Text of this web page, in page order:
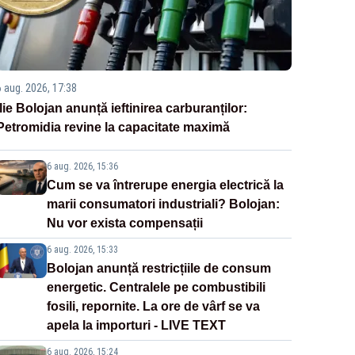
aug. 2026, 17:38
Bolojan anunță ieftinirea carburanților:
revine la capacitate maximă
6 aug. 2026, 15:36
Cum se va întrerupe energia electrică la
marii consumatori industriali? Bolojan:
Nu vor exista compensații
6 aug. 2026, 15:33
Bolojan anunță restricțiile de consum
energetic. Centralele pe combustibili
fosili, repornite. La ore de vârf se va
apela la importuri - LIVE TEXT
6 aug. 2026, 15:24